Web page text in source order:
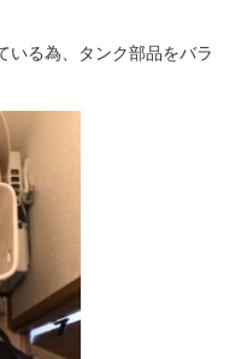
いる為、タンク部品をバラ